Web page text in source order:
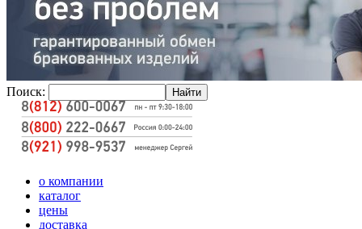
Поиск:
о компании
каталог
цены
доставка